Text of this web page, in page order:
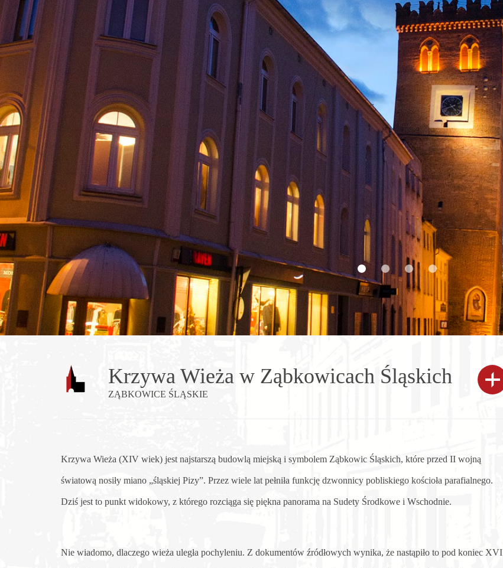
Krzywa Wieża w Ząbkowicach Śląskich
ZĄBKOWICE ŚLĄSKIE
Krzywa Wieża (XIV wiek) jest najstarszą budowlą miejską i symbolem Ząbkowic Śląskich, które przed II wojną
światową nosiły miano „śląskiej Pizy”. Przez wiele lat pełniła funkcję dzwonnicy pobliskiego kościoła parafialnego.
Dziś jest to punkt widokowy, z którego rozciąga się piękna panorama na Sudety Środkowe i Wschodnie.
Nie wiadomo, dlaczego wieża uległa pochyleniu. Z dokumentów źródłowych wynika, że nastąpiło to pod koniec XVI